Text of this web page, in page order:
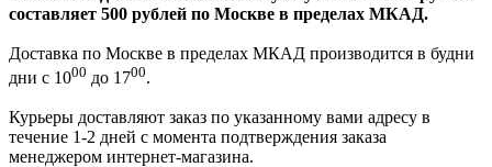
составляет 500 рублей по Москве в пределах МКАД.
Доставка по Москве в пределах МКАД производится в будни
дни с 1000 до 1700.
Курьеры доставляют заказ по указанному вами адресу в
течение 1-2 дней с момента подтверждения заказа
менеджером интернет-магазина.